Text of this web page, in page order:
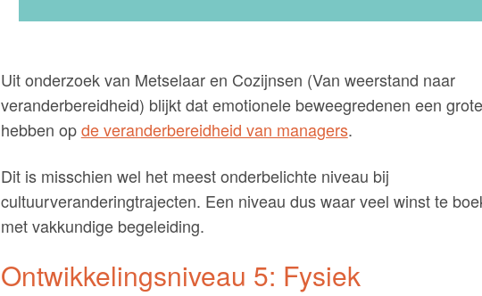
Uit onderzoek van Metselaar en Cozijnsen (Van weerstand naar
veranderbereidheid) blijkt dat emotionele beweegredenen een
hebben opde veranderbereidheid van managers.
Dit is misschien wel het meest onderbelichte niveau bij
cultuurveranderingtrajecten. Een niveau dus waar veel winst te
met vakkundige begeleiding.
Ontwikkelingsniveau 5: Fysiek